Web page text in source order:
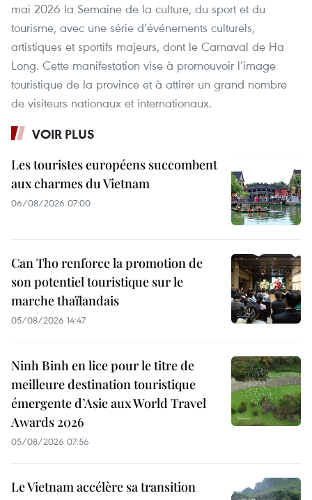
mai 2026 la Semaine de la culture, du sport et du
tourisme, avec une série d’événements culturels,
artistiques et sportifs majeurs, dont le Carnaval de Ha
Long. Cette manifestation vise à promouvoir l’image
touristique de la province et à attirer un grand nombre
de visiteurs nationaux et internationaux.
VOIR PLUS
Les touristes européens succombent
aux charmes du Vietnam
06/08/2026 07:00
Can Tho renforce la promotion de
son potentiel touristique sur le
marche thaïlandais
05/08/2026 14:47
Ninh Binh en lice pour le titre de
meilleure destination touristique
émergente d’Asie aux World Travel
Awards 2026
05/08/2026 07:56
Le Vietnam accélère sa transition